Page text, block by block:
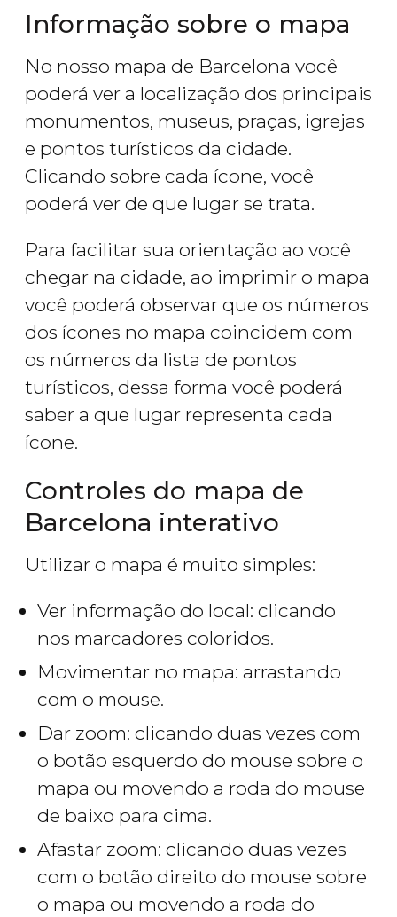
Informação sobre o mapa
No nosso mapa de Barcelona você
poderá ver a localização dos principais
monumentos, museus, praças, igrejas
e pontos turísticos da cidade.
Clicando sobre cada ícone, você
poderá ver de que lugar se trata.
Para facilitar sua orientação ao você
chegar na cidade, ao imprimir o mapa
você poderá observar que os números
dos ícones no mapa coincidem com
os números da lista de pontos
turísticos, dessa forma você poderá
saber a que lugar representa cada
ícone.
Controles do mapa de
Barcelona interativo
Utilizar o mapa é muito simples:
Ver informação do local: clicando
nos marcadores coloridos.
Movimentar no mapa: arrastando
com o mouse.
Dar zoom: clicando duas vezes com
o botão esquerdo do mouse sobre o
mapa ou movendo a roda do mouse
de baixo para cima.
Afastar zoom: clicando duas vezes
com o botão direito do mouse sobre
o mapa ou movendo a roda do